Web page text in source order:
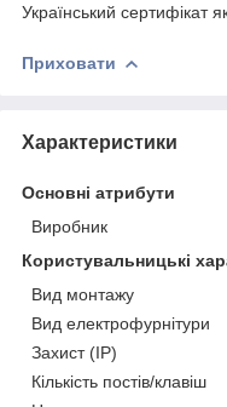
Український сертифікат
Приховати
Характеристики
Основні атрибути
Виробник
Користувальницькі
Вид монтажу
Вид електрофурнітури
Захист (IP)
Кількість постів/клавіш